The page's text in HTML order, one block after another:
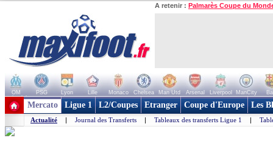
A retenir : Palmarès Coupe du
OM PSG Lyon Lille Monaco Chelsea Man Utd Arsenal Liverpool ManCity
+ de clubs
Mercato Ligue 1 L2/Coupes Etranger Coupe d'Europe Les
Actualité | Journal des Transferts | Tableaux des transferts Ligue 1 |